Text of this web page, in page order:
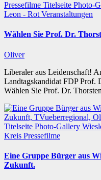
Pressefilme Titelseite Photo-
Leon - Rot Veranstaltungen
Wählen Sie Prof. Dr.
Oliver
Liberaler aus Leidenschaft!
Landtagskandidat FDP Prof.
Wählen Sie Prof. Dr.
Titelseite Photo-Gallery
Kreis Pressefilme
Eine Gruppe Bürger aus
Zukunft.